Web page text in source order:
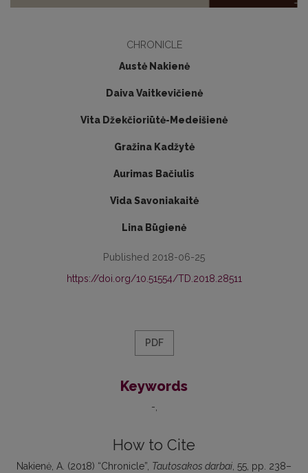
CHRONICLE
Austė Nakienė
Daiva Vaitkevičienė
Vita Džekčioriūtė-Medeišienė
Gražina Kadžytė
Aurimas Bačiulis
Vida Savoniakaitė
Lina Būgienė
Published 2018-06-25
https://doi.org/10.51554/TD.2018.28511
PDF
Keywords
-
How to Cite
Nakienė, A. (2018) “Chronicle”, Tautosakos darbai, 55, pp. 238–